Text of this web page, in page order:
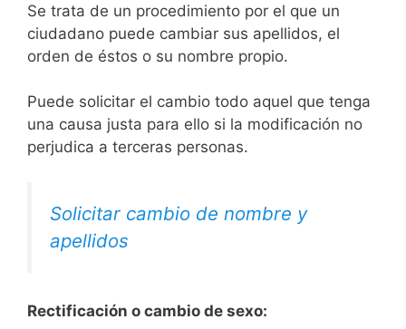
Se trata de un procedimiento por el que un
ciudadano puede cambiar sus apellidos, el
orden de éstos o su nombre propio.
Puede solicitar el cambio todo aquel que tenga
una causa justa para ello si la modificación no
perjudica a terceras personas.
Solicitar cambio de nombre y
apellidos
Rectificación o cambio de sexo: